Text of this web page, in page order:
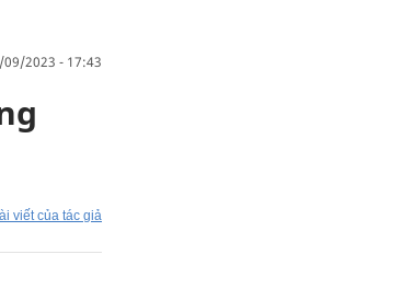
09/2023 - 17:43
viết của tác giả